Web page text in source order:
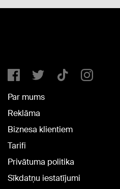
Par mums
Reklāma
Biznesa klientiem
Tarifi
Privātuma politika
Sīkdatņu iestatījumi